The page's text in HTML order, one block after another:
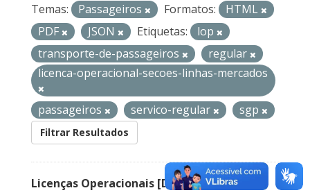
Temas:
Passageiros Formatos:
HTML
PDF
JSON Etiquetas:
lop
transporte-de-passageiros
regular
licenca-operacional-secoes-linhas-mercados
passageiros servico-regular sgp
Filtrar Resultados
Licenças Operacionais [Descontinuado]